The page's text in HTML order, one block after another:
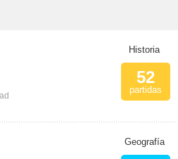
Historia
52
partidas
Geografía